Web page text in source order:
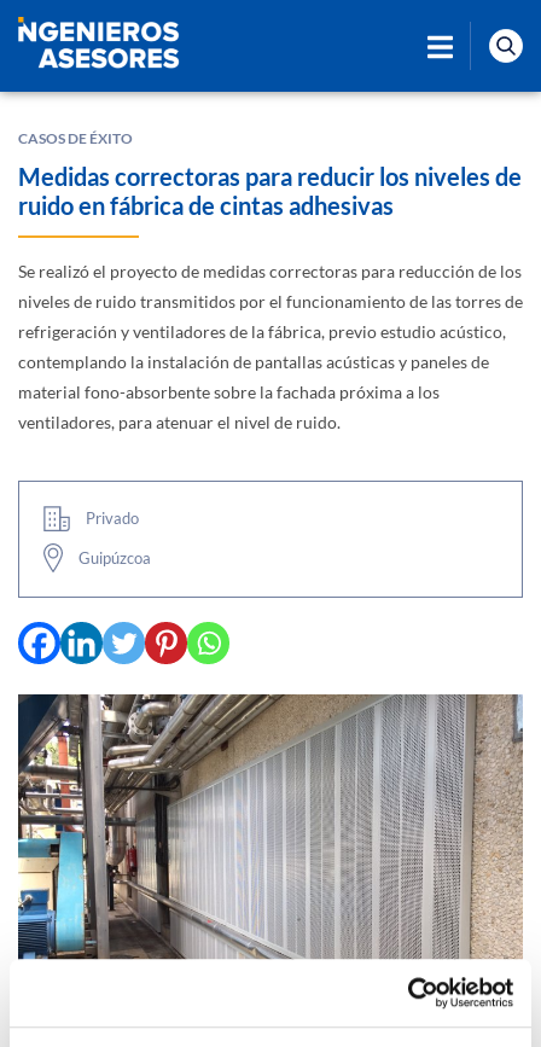
CASOS DE ÉXITO
Medidas correctoras para reducir los niveles de
ruido en fábrica de cintas adhesivas
Se realizó el proyecto de medidas correctoras para reducción de los
niveles de ruido transmitidos por el funcionamiento de las torres de
refrigeración y ventiladores de la fábrica, previo estudio acústico,
contemplando la instalación de pantallas acústicas y paneles de
material fono-absorbente sobre la fachada próxima a los
ventiladores, para atenuar el nivel de ruido.
Privado
Guipúzcoa